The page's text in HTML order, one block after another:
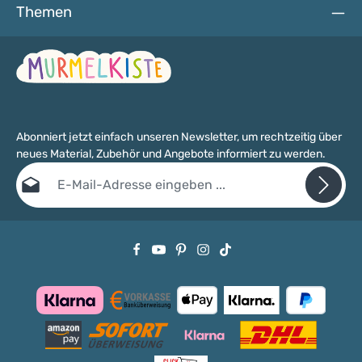
3 JAHREN GEEIGNET! Die Buchstaben sind bedingt
Themen
Abonniert jetzt einfach unseren Newsletter, um rechtzeitig über
neues Material, Zubehör und Angebote informiert zu werden.
E-Mail-Adresse*
Datenschutzbestimmungenzur Kenntnis genommen